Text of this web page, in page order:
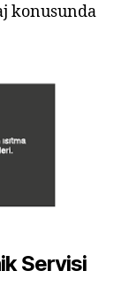
konusunda
Servisi